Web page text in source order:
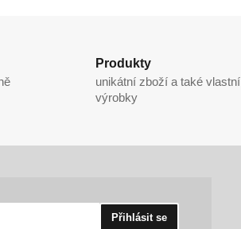
Produkty
unikátní zboží a také vlastní
výrobky
Přihlásit se